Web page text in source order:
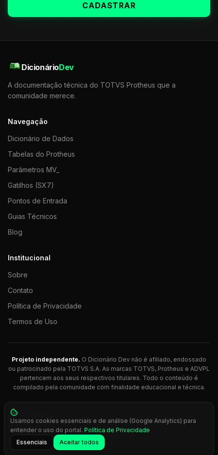
CADASTRAR
DicionárioDev
A documentação técnica do TOTVS Protheus que a
comunidade merece.
Navegação
Dicionário de Dados
Tabelas do Protheus
Parâmetros MV_
Gatilhos (SX7)
Pontos de Entrada
Guias Técnicos
Blog
Institucional
Sobre
Contato
Política de Privacidade
Termos de Uso
Projeto independente. O Dicionário Dev não é afiliado, endossado
ou patrocinado pela TOTVS S.A. As marcas TOTVS, Protheus e ADVPL
pertencem aos seus respectivos titulares. Todo o conteúdo é
compilado pela comunidade com finalidade educacional e técnica.
© 2026 Dicionário Dev. Feito com 💚 para desenvolvedores
Protheus.
Press Ctrl+K
Usamos cookies essenciais e de análise (Google Analytics) para
entender o uso do portal. Política de Privacidade
Essenciais
Aceitar todos